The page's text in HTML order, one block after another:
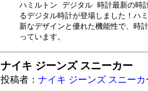
ハミルトン デジタル 時計最新の時
るデジタル時計が登場しました！
新なデザインと優れた機能性で、時
っています。
ナイキ ジーンズ スニーカー
投稿者： ナイキ ジーンズ スニーカ